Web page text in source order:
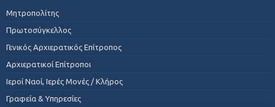
Μητροπολίτης
Πρωτοσύγκελλος
Γενικός Αρχιερατικός Επίτροπος
Αρχιερατικοί Επίτροποι
Ιεροί Ναοί, Ιερές Μονές / Κλήρος
Γραφεία & Υπηρεσίες